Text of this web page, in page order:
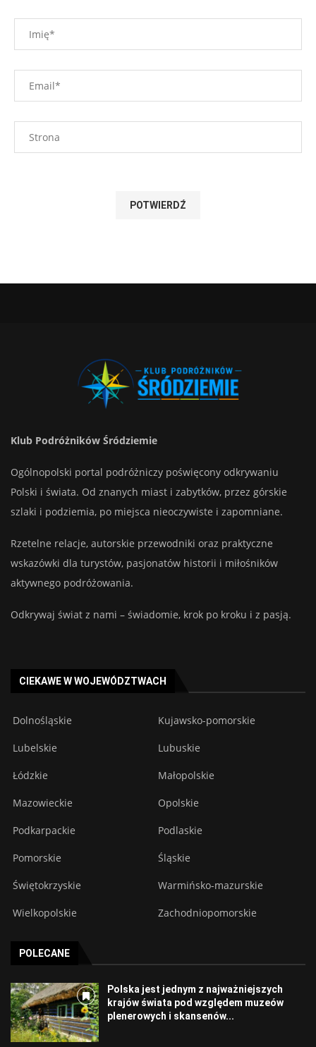
Klub Podróżników Śródziemie
Ogólnopolski portal podróżniczy poświęcony odkrywaniu
Polski i świata. Od znanych miast i zabytków, przez górskie
szlaki i podziemia, po miejsca nieoczywiste i zapomniane.
Rzetelne relacje, autorskie przewodniki oraz praktyczne
wskazówki dla turystów, pasjonatów historii i miłośników
aktywnego podróżowania.
Odkrywaj świat z nami – świadomie, krok po kroku i z pasją.
CIEKAWE W WOJEWÓDZTWACH
Dolnośląskie Kujawsko-pomorskie
Lubelskie Lubuskie
Łódzkie Małopolskie
Mazowieckie Opolskie
Podkarpackie Podlaskie
Pomorskie Śląskie
Świętokrzyskie Warmińsko-mazurskie
Wielkopolskie Zachodniopomorskie
POLECANE
Polska jest jednym z najważniejszych
krajów świata pod względem muzeów
plenerowych i skansenów...